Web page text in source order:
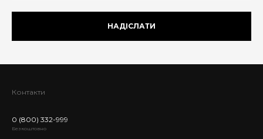
НАДІСЛАТИ
Контакти
0 (800) 332-999
Безкоштовно